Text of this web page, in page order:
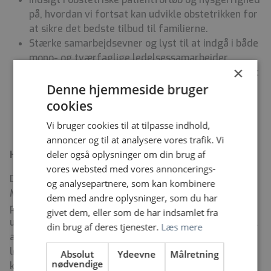
på, hvordan vi fortsat kan udvikle obstetrikken for
at sikre det bedste tilbud til familierne.
Stærke samarbejdsevner og lyst til at indgå i både
mono- og tværfaglige ledelsessamarbejder.
Kan se både de store linjer og detaljerne i arbejdet
og kan handle strategisk.
Er komfortabel med at navigere i en politisk ledet
konkrete handlinger.
Hvad kan du forvente af os?
Dine 4 vicechefjordemoderkollegaer, Stine, Louise,
Malene og Sisse, har mellem 3 og 11 års ledererfaring
på Amager og Hvidovre hospital. Vi vil derfor kunne
understøtte dig i alle dine opgaver, og du vil komme til
at indgå i et lederteam, som dagligt er i tæt og
løbende kontakt med hinanden. Vi vægter det
kollegiale fællesskab højt, hvorfor vi også prioriterer
×
Denne hjemmeside bruger
cookies
Vi bruger cookies til at tilpasse indhold,
annoncer og til at analysere vores trafik. Vi
deler også oplysninger om din brug af
vores websted med vores annoncerings-
og analysepartnere, som kan kombinere
dem med andre oplysninger, som du har
givet dem, eller som de har indsamlet fra
din brug af deres tjenester. Læs mere
Absolut
nødvendige
Ydeevne Målretning